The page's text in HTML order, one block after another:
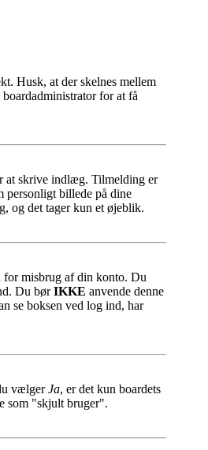
Husk, at der skelnes mellem
for at få
at skrive indlæg. Tilmelding er
personligt billede på dine
og det tager kun et øjeblik.
for misbrug af din konto. Du
Du børIKKE anvende denne
se boksen ved log ind, har
vælgerJa, er det kun boardets
som "skjult bruger".